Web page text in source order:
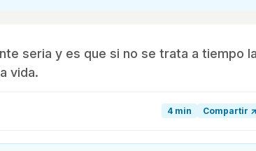
seria y es que si no se trata a tiempo
vida.
4 min Compartir ↗